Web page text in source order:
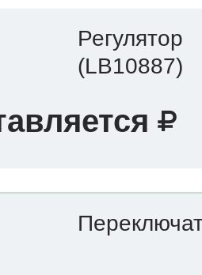
Регулятор
(LB10887)